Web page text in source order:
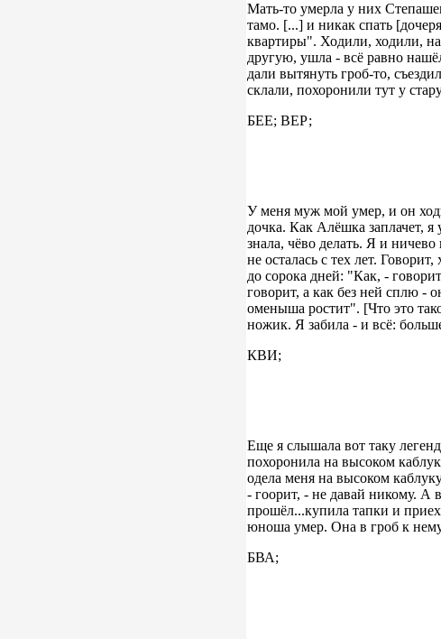
Мать-то умерла у них
тамо. [...] и никак спать
квартиры". Ходили, ходили,
другую, ушла - всё равно
дали вытянуть гроб-то,
склали, похоронили тут у
БЕЕ; ВЕР;
У меня муж мой умер, и он
дочка. Как Алёшка заплачет,
знала, чёво делать. Я и
не осталась с тех лет.
до сорока дней: "Как, -
говорит, а как без ней сплю -
оменыша ростит". [Что это
ножик. Я забила - и всё:
КВИ;
Еще я слышала вот таку
похоронила на высоком
одела меня на высоком
- гоорит, - не давай никому. А
прошёл...купила тапки и
юноша умер. Она в гроб к
БВА;